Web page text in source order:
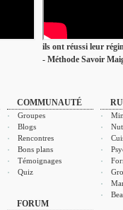
ils ont réussi leur
- Méthode Savoir
COMMUNAUTÉ
Groupes
Blogs
Rencontres
Bons plans
Témoignages
Quiz
FORUM